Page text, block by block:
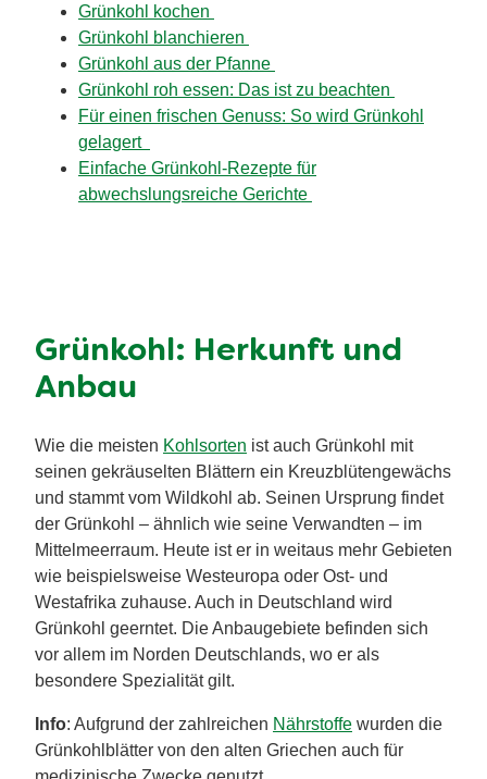
Grünkohl kochen
Grünkohl blanchieren
Grünkohl aus der Pfanne
Grünkohl roh essen: Das ist zu beachten
Für einen frischen Genuss: So wird Grünkohl
gelagert
Einfache Grünkohl-Rezepte für
abwechslungsreiche Gerichte
Grünkohl: Herkunft und
Anbau
Wie die meisten Kohlsorten ist auch Grünkohl mit
seinen gekräuselten Blättern ein Kreuzblütengewächs
und stammt vom Wildkohl ab. Seinen Ursprung findet
der Grünkohl – ähnlich wie seine Verwandten – im
Mittelmeerraum. Heute ist er in weitaus mehr Gebieten
wie beispielsweise Westeuropa oder Ost- und
Westafrika zuhause. Auch in Deutschland wird
Grünkohl geerntet. Die Anbaugebiete befinden sich
vor allem im Norden Deutschlands, wo er als
besondere Spezialität gilt.
Info: Aufgrund der zahlreichen Nährstoffe wurden die
Grünkohlblätter von den alten Griechen auch für